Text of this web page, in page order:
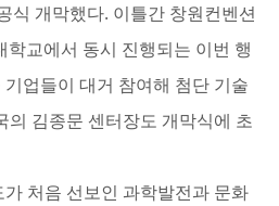
식 개막했다. 이틀간 창원컨벤션
학교에서 동시 진행되는 이번 행
업들이 대거 참여해 첨단 기술
의 김종문 센터장도 개막식에 초
처음 선보인 과학발전과 문화